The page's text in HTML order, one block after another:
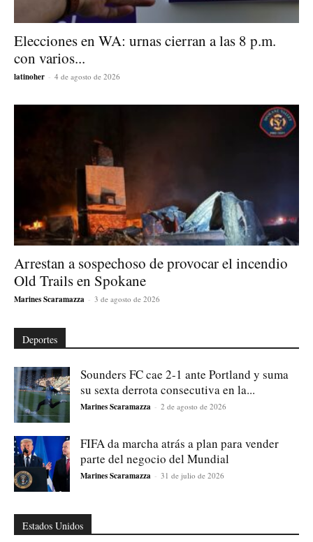
Elecciones en WA: urnas cierran a las 8 p.m.
con varios...
latinoher - 4 de agosto de 2026
Arrestan a sospechoso de provocar el incendio
Old Trails en Spokane
Marines Scaramazza - 3 de agosto de 2026
Deportes
Sounders FC cae 2-1 ante Portland y suma
su sexta derrota consecutiva en la...
Marines Scaramazza - 2 de agosto de 2026
FIFA da marcha atrás a plan para vender
parte del negocio del Mundial
Marines Scaramazza - 31 de julio de 2026
Estados Unidos